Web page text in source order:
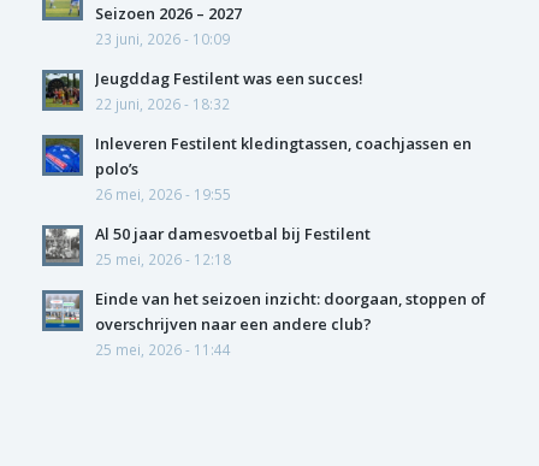
Seizoen 2026 – 2027
23 juni, 2026 - 10:09
Jeugddag Festilent was een succes!
22 juni, 2026 - 18:32
Inleveren Festilent kledingtassen, coachjassen en
polo’s
26 mei, 2026 - 19:55
Al 50 jaar damesvoetbal bij Festilent
25 mei, 2026 - 12:18
Einde van het seizoen inzicht: doorgaan, stoppen of
overschrijven naar een andere club?
25 mei, 2026 - 11:44